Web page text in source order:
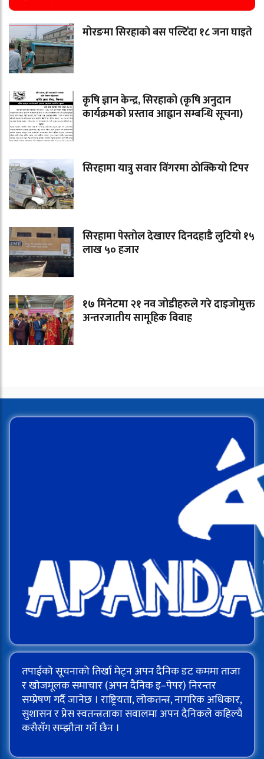
मोरङमा सिरहाकाे बस पल्टिँदा १८ जना घाइते
कृषि ज्ञान केन्द्र, सिरहाको (कृषि अनुदान
कार्यक्रमको प्रस्ताव आह्वान सम्बन्धि सूचना)
सिरहामा यात्रु सवार विंगरमा ठोक्कियो टिपर
सिरहामा पेस्तोल देखाएर दिनदहाडै लुटियो १५
लाख ५० हजार
१७ मिनेटमा २१ नव जोडीहरुले गरे दाइजोमुक्त
अन्तरजातीय सामूहिक विवाह
तपाईको सूचनाको तिर्खा मेट्न अपन दैनिक डट कममा ताजा
र खोजमूलक समाचार (अपन दैनिक इ–पेपर) निरन्तर
सम्प्रेषण गर्दै जानेछ । राष्ट्रियता, लोकतन्त्र, नागरिक अधिकार,
सुशासन र प्रेस स्वतन्त्रताका सवालमा अपन दैनिकले कहिल्यै
कसैसँग सम्झौता गर्ने छैन ।